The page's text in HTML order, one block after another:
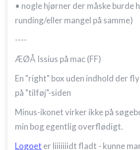
• nogle hjørner der måske burde
runding/eller mangel på samme)
----
ÆØÅ Issius på mac (FF)
En "right" box uden indhold der
på "tilføj"-siden
Minus-ikonet virker ikke på
min bog egentlig overflødigt.
Logoet er liiiiiiidt fladt - kunne